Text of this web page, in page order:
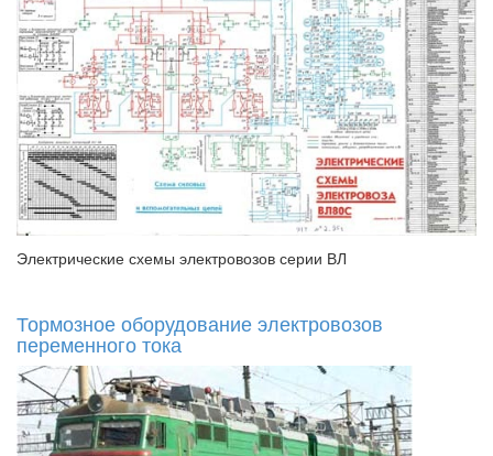
Электрические схемы электровозов серии ВЛ
Тормозное оборудование электровозов
переменного тока